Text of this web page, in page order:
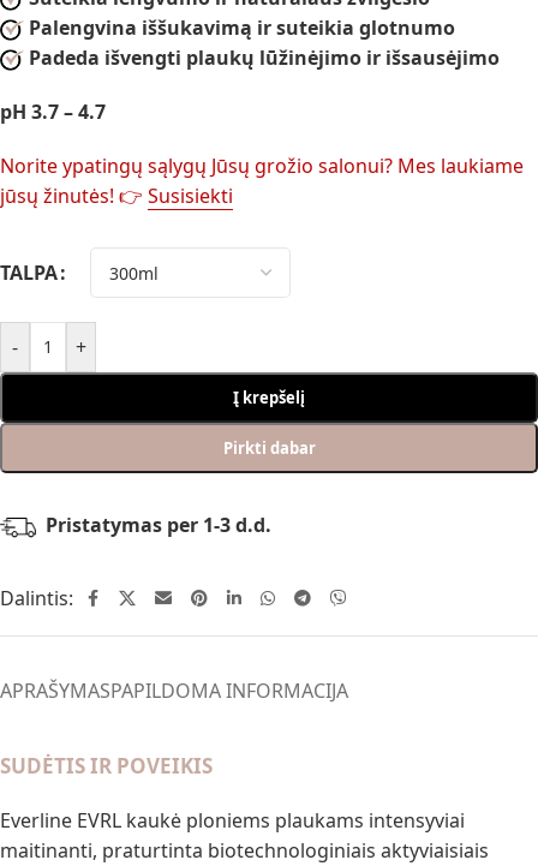
Palengvina iššukavimą ir suteikia glotnumo
Padeda išvengti plaukų lūžinėjimo ir išsausėjimo
pH 3.7 – 4.7
Norite ypatingų sąlygų Jūsų grožio salonui? Mes laukiame
jūsų žinutės! 👉 Susisiekti
TALPA
- +
Į krepšelį
Pirkti dabar
Pristatymas per 1-3 d.d.
Dalintis:
APRAŠYMASPAPILDOMA INFORMACIJA
SUDĖTIS IR POVEIKIS
Everline EVRL kaukė ploniems plaukams intensyviai
maitinanti, praturtinta biotechnologiniais aktyviaisiais